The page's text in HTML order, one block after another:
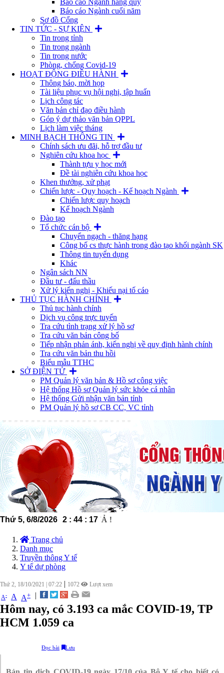
Báo cáo Ngành hàng quý
Báo cáo Ngành cuối năm
Sơ đồ Cổng
TIN TỨC - SỰ KIỆN
Tin trong tỉnh
Tin trong ngành
Tin trong nước
Phòng, chống Covid-19
HOẠT ĐỘNG ĐIỀU HÀNH
Thông báo, mời họp
Tài liệu phục vụ hội nghị, tập huấn
Lịch công tác
Văn bản chỉ đạo điều hành
Góp ý dự thảo văn bản QPPL
Lịch làm việc tháng
MINH BẠCH THÔNG TIN
Chính sách ưu đãi, hỗ trợ đầu tư
Nghiên cứu khoa học
Thành tựu y học mới
Đề tài nghiên cứu khoa học
Khen thưởng, xử phạt
Chiến lược - Quy hoạch - Kế hoạch Ngành
Chiến lược quy hoạch
Kế hoạch Ngành
Đào tạo
Tổ chức cán bộ
Chuyển ngạch - thăng hạng
Công bố cs thực hành trong đào tạo khối ngành SK
Thông tin tuyển dụng
Khác
Ngân sách NN
Đầu tư - đấu thầu
Xử lý kiến nghị - Khiếu nại tố cáo
THỦ TỤC HÀNH CHÍNH
Thủ tục hành chính
Dịch vụ công trực tuyến
Tra cứu tình trạng xử lý hồ sơ
Tra cứu văn bản công bố
Tiếp nhận phản ánh, kiến nghị về quy định hành chính
Tra cứu văn bản thu hồi
Biểu mẫu TTHC
SỞ ĐIỆN TỬ
PM Quản lý văn bản & Hồ sơ công việc
Hệ thống Hồ sơ Quản lý sức khỏe cá nhân
Hệ thống Gửi nhận văn bản tỉnh
PM Quản lý hồ sơ CB CC, VC tỉnh
Thứ 5, 6/8/2026 2 : 44 : 18
Trang chủ
Danh mục
Truyền thông Y tế
Y tế dự phòng
Thứ 2, 18/10/2021 07:22 | 1072
Lượt xem
A- A A+ |
Hôm nay, có 3.193 ca mắc COVID-19, TP
HCM 1.059 ca
Đọc bài Lưu